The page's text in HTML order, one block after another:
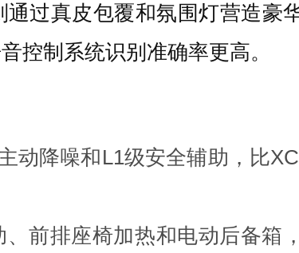
过真皮包覆和氛围灯营造豪
控制系统识别准确率更高。
降噪和L1级安全辅助，比
前排座椅加热和电动后备箱